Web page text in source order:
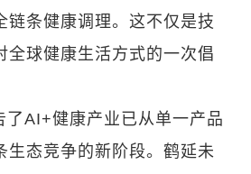
链条健康调理。这不仅是技
全球健康生活方式的一次倡
了AI+健康产业已从单一产品
生态竞争的新阶段。鹤延未